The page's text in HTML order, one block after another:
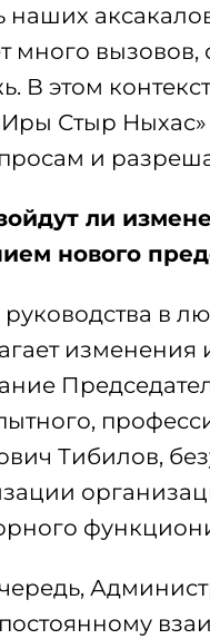
наших
много вызовов,
В этом
Стыр
и
ли
нового
в
изменения
Тибилов,
постоянному